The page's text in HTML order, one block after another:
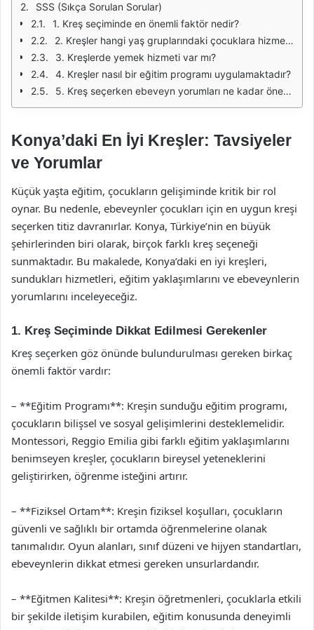
SSS (Sıkça Sorulan Sorular)
1. Kreş seçiminde en önemli faktör nedir?
2. Kreşler hangi yaş gruplarındaki çocuklara hizmet vermektedir?
3. Kreşlerde yemek hizmeti var mı?
4. Kreşler nasıl bir eğitim programı uygulamaktadır?
5. Kreş seçerken ebeveyn yorumları ne kadar önemlidir?
Konya’daki En İyi Kreşler: Tavsiyeler
ve Yorumlar
Küçük yaşta eğitim, çocukların gelişiminde kritik bir rol
oynar. Bu nedenle, ebeveynler çocukları için en uygun kreşi
seçerken titiz davranırlar. Konya, Türkiye’nin en büyük
şehirlerinden biri olarak, birçok farklı kreş seçeneği
sunmaktadır. Bu makalede, Konya’daki en iyi kreşleri,
sundukları hizmetleri, eğitim yaklaşımlarını ve ebeveynlerin
yorumlarını inceleyeceğiz.
1. Kreş Seçiminde Dikkat Edilmesi Gerekenler
Kreş seçerken göz önünde bulundurulması gereken birkaç
önemli faktör vardır:
– **Eğitim Programı**: Kreşin sunduğu eğitim programı,
çocukların bilişsel ve sosyal gelişimlerini desteklemelidir.
Montessori, Reggio Emilia gibi farklı eğitim yaklaşımlarını
benimseyen kreşler, çocukların bireysel yeteneklerini
geliştirirken, öğrenme isteğini artırır.
– **Fiziksel Ortam**: Kreşin fiziksel koşulları, çocukların
güvenli ve sağlıklı bir ortamda öğrenmelerine olanak
tanımalıdır. Oyun alanları, sınıf düzeni ve hijyen standartları,
ebeveynlerin dikkat etmesi gereken unsurlardandır.
– **Eğitmen Kalitesi**: Kreşin öğretmenleri, çocuklarla etkili
bir şekilde iletişim kurabilen, eğitim konusunda deneyimli